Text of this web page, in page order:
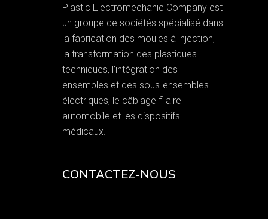
Plastic Electromechanic Company est
un groupe de sociétés spécialisé dans
la fabrication des moules à injection,
la transformation des plastiques
techniques, l’intégration des
ensembles et des sous-ensembles
électriques, le câblage filaire
automobile et les dispositifs
médicaux.
CONTACTEZ-NOUS